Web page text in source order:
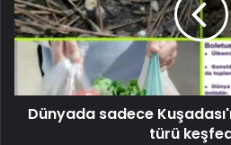
Dünyada sadece
türü